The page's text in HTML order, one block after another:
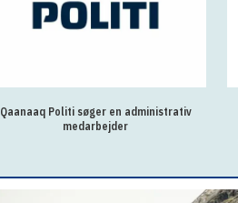
Qaanaaq Politi søger en administrativ
medarbejder